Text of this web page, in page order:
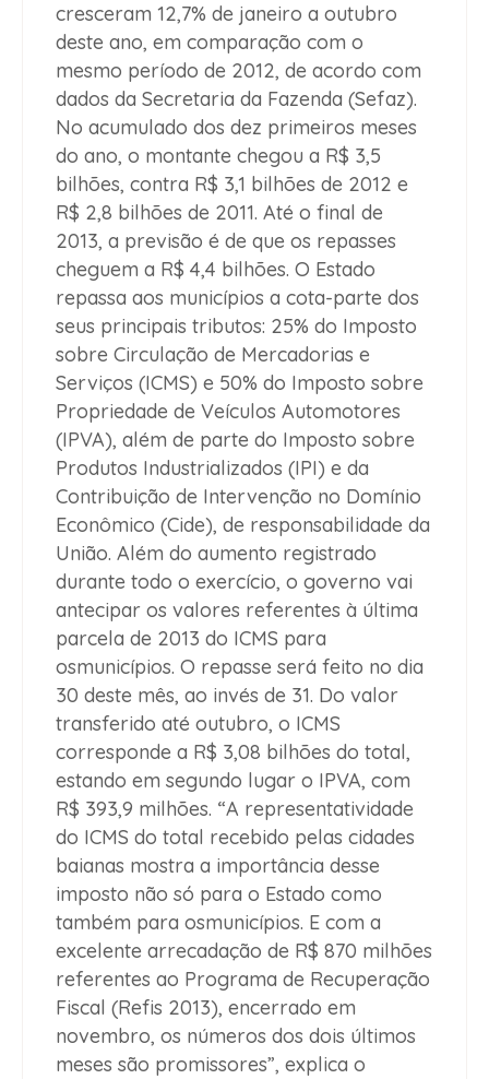
cresceram 12,7% de janeiro a outubro
deste ano, em comparação com o
mesmo período de 2012, de acordo com
dados da Secretaria da Fazenda (Sefaz).
No acumulado dos dez primeiros meses
do ano, o montante chegou a R$ 3,5
bilhões, contra R$ 3,1 bilhões de 2012 e
R$ 2,8 bilhões de 2011. Até o final de
2013, a previsão é de que os repasses
cheguem a R$ 4,4 bilhões. O Estado
repassa aos municípios a cota-parte dos
seus principais tributos: 25% do Imposto
sobre Circulação de Mercadorias e
Serviços (ICMS) e 50% do Imposto sobre
Propriedade de Veículos Automotores
(IPVA), além de parte do Imposto sobre
Produtos Industrializados (IPI) e da
Contribuição de Intervenção no Domínio
Econômico (Cide), de responsabilidade da
União. Além do aumento registrado
durante todo o exercício, o governo vai
antecipar os valores referentes à última
parcela de 2013 do ICMS para
osmunicípios. O repasse será feito no dia
30 deste mês, ao invés de 31. Do valor
transferido até outubro, o ICMS
corresponde a R$ 3,08 bilhões do total,
estando em segundo lugar o IPVA, com
R$ 393,9 milhões. “A representatividade
do ICMS do total recebido pelas cidades
baianas mostra a importância desse
imposto não só para o Estado como
também para osmunicípios. E com a
excelente arrecadação de R$ 870 milhões
referentes ao Programa de Recuperação
Fiscal (Refis 2013), encerrado em
novembro, os números dos dois últimos
meses são promissores”, explica o